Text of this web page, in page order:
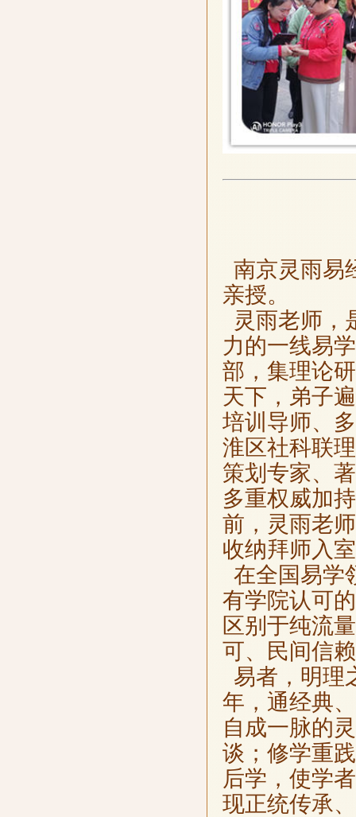
南京灵雨易
亲授。
灵雨老师，
力的一线易
部，集理论
天下，弟子
培训导师、
淮区社科联
策划专家、
多重权威加
前，灵雨老
收纳拜师入
在全国易学
有学院认可
区别于纯流
可、民间信
易者，明理
年，通经典
自成一脉的
谈；修学重
后学，使学
现正统传承